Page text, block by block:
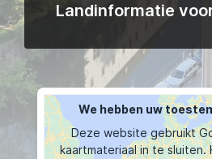
Landinformatie
We hebben uw
Deze website gebruikt
kaartmateriaal in te sluiten.